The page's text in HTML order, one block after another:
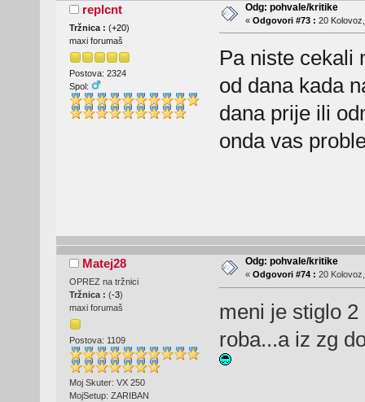
replcnt
Tržnica : (+20)
maxi forumaš
Postova: 2324
Spol:
Odg: pohvale/kritike
« Odgovori #73 : 20
Pa niste cekali
od dana kada
dana prije ili
onda vas
Matej28
OPREZ na tržnici
Tržnica : (-3)
maxi forumaš
Postova: 1109
Moj Skuter: VX 250
MojSetup: ZARIBAN
Odg: pohvale/kritike
« Odgovori #74 : 20
meni je stiglo
roba...a iz zg